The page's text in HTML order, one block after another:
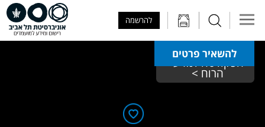
להרשמה
להשאיר פרטים
הפקולטה למדעי
הרוח >